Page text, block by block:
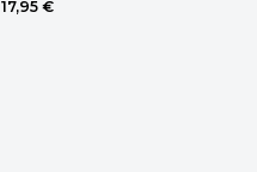
17,95 €